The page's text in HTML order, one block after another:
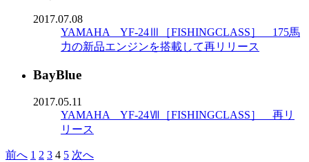
2017.07.08
YAMAHA YF-24Ⅲ［FISHINGCLASS］ 175馬
力の新品エンジンを搭載して再リリース
BayBlue
2017.05.11
YAMAHA YF-24Ⅶ［FISHINGCLASS］ 再リ
リース
前へ 1 2 3 4 5 次へ